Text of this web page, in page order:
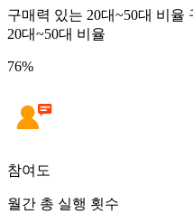
구매력 있는 20대~50대 비율
20대~50대 비율
76%
참여도
월간 총 실행 횟수